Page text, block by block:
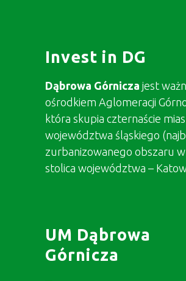
Invest in DG
Dąbrowa Górnicza jest
ośrodkiem Aglomeracji
która skupia czternaście
województwa śląskiego
zurbanizowanego obszaru w
stolica województwa –
UM Dąbrowa
Górnicza